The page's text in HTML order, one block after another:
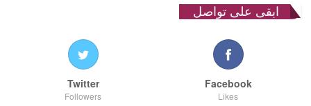
ابقى على تواصل
Facebook
Likes
Twitter
Followers